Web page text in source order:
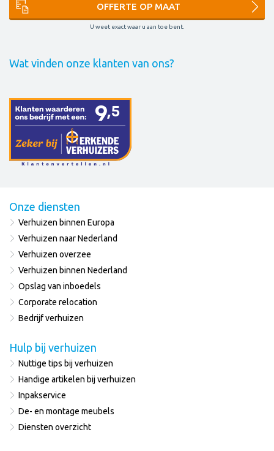
OFFERTE OP MAAT
U weet exact waar u aan toe bent.
Wat vinden onze klanten van ons?
Onze diensten
Verhuizen binnen Europa
Verhuizen naar Nederland
Verhuizen overzee
Verhuizen binnen Nederland
Opslag van inboedels
Corporate relocation
Bedrijf verhuizen
Hulp bij verhuizen
Nuttige tips bij verhuizen
Handige artikelen bij verhuizen
Inpakservice
De- en montage meubels
Diensten overzicht